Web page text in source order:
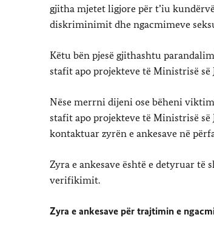
gjitha mjetet ligjore për t’iu
diskriminimit dhe ngacmimeve
Këtu bën pjesë gjithashtu
stafit apo projekteve të Ministrisë së
Nëse merrni dijeni ose bëheni
stafit apo projekteve të Ministrisë
kontaktuar zyrën e ankesave në
Zyra e ankesave është e detyruar
verifikimit.
Zyra e ankesave për trajtimin e